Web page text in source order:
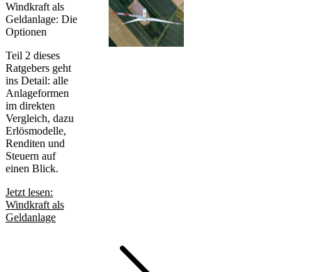
Windkraft als
Geldanlage: Die
Optionen
Teil 2 dieses
Ratgebers geht
ins Detail: alle
Anlageformen
im direkten
Vergleich, dazu
Erlösmodelle,
Renditen und
Steuern auf
einen Blick.
Jetzt lesen:
Windkraft als
Geldanlage